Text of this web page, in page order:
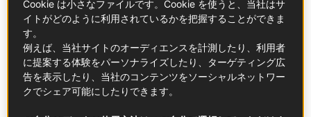
います。」とモーガンさんは語ります。若いカルヴァ
ドス（とはいえ、樽で最低2年熟成）の爽快感とほのか
なフルーティーさはフランス北部の人たちにとても親
しまれています！ここでは従来のホワイトスピリッツ
（アクアビットやウォッカ）のようにロックで飲みま
す。その一方で、ウイスキーの愛好家である日本人は
Cookie は小さなファイルです。Cookie を使うと、当社はサ
イトがどのように利用されているかを把握することができま
す。
例えば、当社サイトのオーディエンスを計測したり、利用者
に提案する体験をパーソナライズしたり、ターゲティング広
告を表示したり、当社のコンテンツをソーシャルネットワー
クでシェア可能にしたりできます。